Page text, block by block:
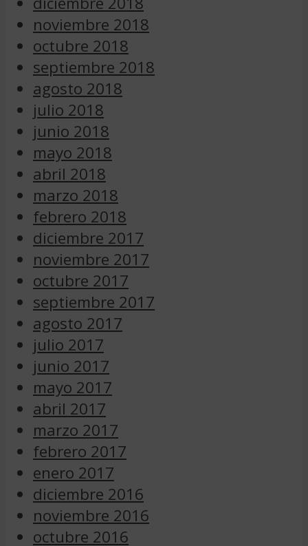
noviembre 2018
octubre 2018
septiembre 2018
agosto 2018
julio 2018
junio 2018
mayo 2018
abril 2018
marzo 2018
febrero 2018
diciembre 2017
noviembre 2017
octubre 2017
septiembre 2017
agosto 2017
julio 2017
junio 2017
mayo 2017
abril 2017
marzo 2017
febrero 2017
enero 2017
diciembre 2016
noviembre 2016
octubre 2016